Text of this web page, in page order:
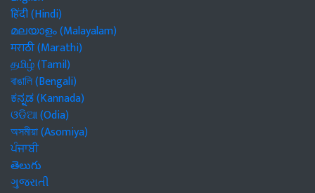
हिंदी (Hindi)
മലയാളം (Malayalam)
मराठी (Marathi)
தமிழ் (Tamil)
বাঙালি (Bengali)
ಕನ್ನಡ (Kannada)
ଓଡିଆ (Odia)
অসমীয়া (Asomiya)
ਪੰਜਾਬੀ
తెలుగు
ગુજરાતી